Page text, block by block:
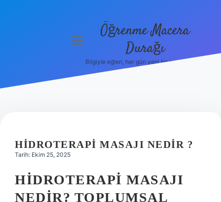
Hakkımızda
menüyü Öğrenme Macera
Durağı
Bilgiyle eğlen, her gün yeni bir şeyler öğren!
HIDROTERAPI MASAJI NEDIR ?
Tarih: Ekim 25, 2025
HIDROTERAPI MASAJI
NEDIR? TOPLUMSAL